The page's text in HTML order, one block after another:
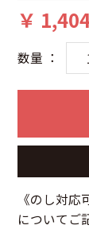
￥
数量 ：
《のし対
についてご